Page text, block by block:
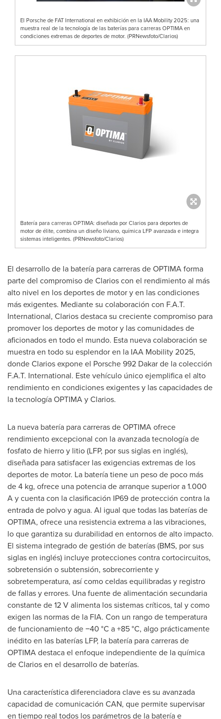
El Porsche de FAT International en exhibición en la IAA Mobility 2025: una
muestra real de la tecnología de las baterías para carreras OPTIMA en
condiciones extremas de deportes de motor. (PRNewsfoto/Clarios)
Batería para carreras OPTIMA: diseñada por Clarios para deportes de
motor de élite, combina un diseño liviano, química LFP avanzada e integra
sistemas inteligentes. (PRNewsfoto/Clarios)
El desarrollo de la batería para carreras de OPTIMA forma
parte del compromiso de Clarios con el rendimiento al más
alto nivel en los deportes de motor y en las condiciones
más exigentes. Mediante su colaboración con F.A.T.
International, Clarios destaca su creciente compromiso para
promover los deportes de motor y las comunidades de
aficionados en todo el mundo. Esta nueva colaboración se
muestra en todo su esplendor en la IAA Mobility 2025,
donde Clarios expone el Porsche 992 Dakar de la colección
F.A.T. International. Este vehículo único ejemplifica el alto
rendimiento en condiciones exigentes y las capacidades de
la tecnología OPTIMA y Clarios.
La nueva batería para carreras de OPTIMA ofrece
rendimiento excepcional con la avanzada tecnología de
fosfato de hierro y litio (LFP, por sus siglas en inglés),
diseñada para satisfacer las exigencias extremas de los
deportes de motor. La batería tiene un peso de poco más
de 4 kg, ofrece una potencia de arranque superior a 1.000
A y cuenta con la clasificación IP69 de protección contra la
entrada de polvo y agua. Al igual que todas las baterías de
OPTIMA, ofrece una resistencia extrema a las vibraciones,
lo que garantiza su durabilidad en entornos de alto impacto.
El sistema integrado de gestión de baterías (BMS, por sus
siglas en inglés) incluye protecciones contra cortocircuitos,
sobretensión o subtensión, sobrecorriente y
sobretemperatura, así como celdas equilibradas y registro
de fallas y errores. Una fuente de alimentación secundaria
constante de 12 V alimenta los sistemas críticos, tal y como
exigen las normas de la FIA. Con un rango de temperatura
de funcionamiento de −40 °C a +85 °C, algo prácticamente
inédito en las baterías LFP, la batería para carreras de
OPTIMA destaca el enfoque independiente de la química
de Clarios en el desarrollo de baterías.
Una característica diferenciadora clave es su avanzada
capacidad de comunicación CAN, que permite supervisar
en tiempo real todos los parámetros de la batería e